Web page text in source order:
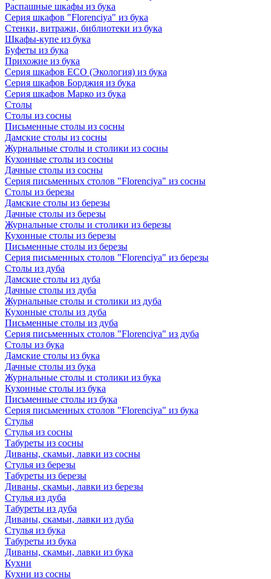
Распашные шкафы из бука
Серия шкафов "Florenciya" из бука
Стенки, витражи, библиотеки из бука
Шкафы-купе из бука
Буфеты из бука
Прихожие из бука
Серия шкафов ECO (Экология) из бука
Серия шкафов Борджия из бука
Серия шкафов Марко из бука
Столы
Столы из сосны
Письменные столы из сосны
Дамские столы из сосны
Журнальные столы и столики из сосны
Кухонные столы из сосны
Дачные столы из сосны
Серия письменных столов "Florenciya" из сосны
Столы из березы
Дамские столы из березы
Дачные столы из березы
Журнальные столы и столики из березы
Кухонные столы из березы
Письменные столы из березы
Серия письменных столов "Florenciya" из березы
Столы из дуба
Дамские столы из дуба
Дачные столы из дуба
Журнальные столы и столики из дуба
Кухонные столы из дуба
Письменные столы из дуба
Серия письменных столов "Florenciya" из дуба
Столы из бука
Дамские столы из бука
Дачные столы из бука
Журнальные столы и столики из бука
Кухонные столы из бука
Письменные столы из бука
Серия письменных столов "Florenciya" из бука
Стулья
Стулья из сосны
Табуреты из сосны
Диваны, скамьи, лавки из сосны
Стулья из березы
Табуреты из березы
Диваны, скамьи, лавки из березы
Стулья из дуба
Табуреты из дуба
Диваны, скамьи, лавки из дуба
Стулья из бука
Табуреты из бука
Диваны, скамьи, лавки из бука
Кухни
Кухни из сосны